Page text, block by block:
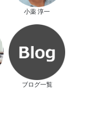
小薬 淳一
ブログ一覧